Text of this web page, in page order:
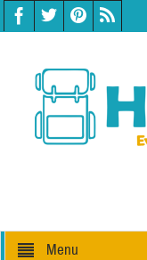
Menu